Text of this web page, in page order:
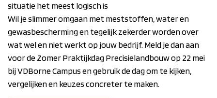
situatie het meest logisch is
Wil je slimmer omgaan met meststoffen, water en
gewasbescherming en tegelijk zekerder worden over
wat wel en niet werkt op jouw bedrijf. Meld je dan aan
voor de Zomer Praktijkdag Precisielandbouw op 22 mei
bij VDBorne Campus en gebruik de dag om te kijken,
vergelijken en keuzes concreter te maken.